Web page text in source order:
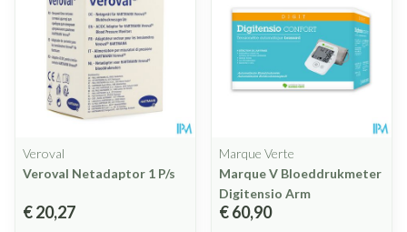
Veroval
Veroval Netadaptor 1 P/s
€ 20,27
Marque Verte
Marque V Bloeddrukmeter
Digitensio Arm
€ 60,90